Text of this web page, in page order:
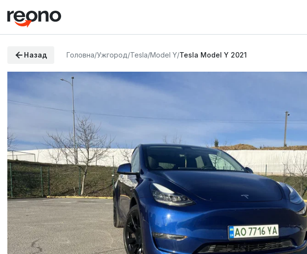
Назад Головна/Ужгород/Tesla/Model Y/Tesla Model Y 2021